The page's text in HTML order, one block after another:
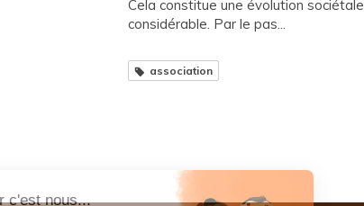
Cela constitue une évolution sociétale
considérable. Par le pas...
association